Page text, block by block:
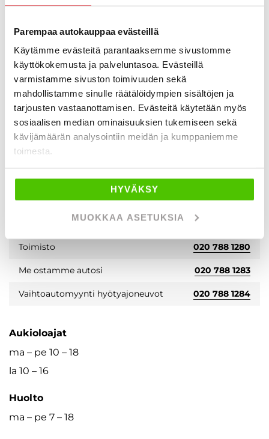
Parempaa autokauppaa evästeillä
Käytämme evästeitä parantaaksemme sivustomme
käyttökokemusta ja palveluntasoa. Evästeillä
varmistamme sivuston toimivuuden sekä
mahdollistamme sinulle räätälöidympien sisältöjen ja
tarjousten vastaanottamisen. Evästeitä käytetään myös
sosiaalisen median ominaisuuksien tukemiseen sekä
kävijämäärän analysointiin meidän ja kumppaniemme
toimesta.
HYVÄKSY
MUOKKAA ASETUKSIA
helsinki
Uudet Ford-henkilöautot 020 788 1282
Uudet Ford-hyötyajoneuvot
Moottoripyörämyynti ja -osto 020 788 1582
Ford-merkkihuolto 020 788 1281
Varaosamyynti 020 788 1289
varaosat.tikkurila @rintajouppi.fi
Toimisto 020 788 1280
Me ostamme autosi 020 788 1283
Vaihtoautomyynti hyötyajoneuvot 020 788 1284
Aukioloajat
ma – pe 10 – 18
la 10 – 16
Huolto
ma – pe 7 – 18